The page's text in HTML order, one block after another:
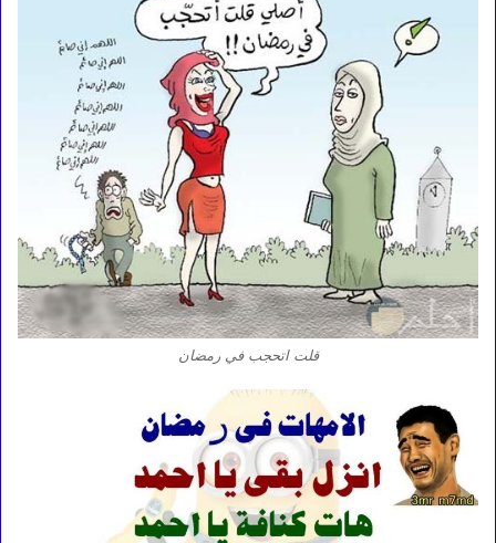
قلت اتحجب في رمضان